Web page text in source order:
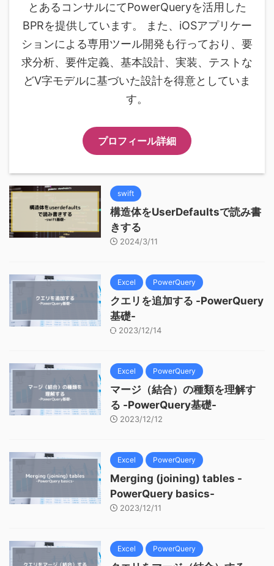
とあるコンサルにてPowerQueryを活用した
BPRを提供しています。 また、iOSアプリケー
ションによる専用ツール開発も行っており、要
求分析、要件定義、基本設計、実装、テストな
どV字モデルに基づいた設計を得意としていま
す。
プロフィール詳細
swift
構造体をUserDefaultsで読み書
きする
2024/3/11
Excel PowerQuery
クエリを追加する -PowerQuery
基礎-
2023/12/14
Excel PowerQuery
マージ（結合）の種類を理解す
る -PowerQuery基礎-
2023/12/12
Excel PowerQuery
Merging (joining) tables -
PowerQuery basics-
2023/12/11
Excel PowerQuery